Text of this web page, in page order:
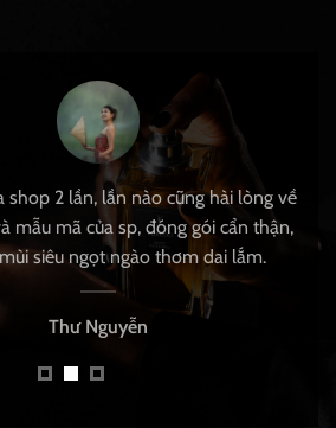
2 lần, lần nào cũng hài lòng về
mã của sp, đóng gói cẩn thận,
siêu ngọt ngào thơm dai lắm.
Thư Nguyễn